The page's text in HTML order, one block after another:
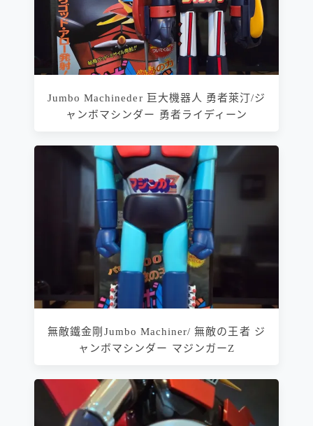
Jumbo Machineder 巨大機器人 勇者萊汀/ジ
ャンボマシンダー 勇者ライディーン
無敵鐵金剛Jumbo Machiner/ 無敵の王者 ジ
ャンボマシンダー マジンガーZ